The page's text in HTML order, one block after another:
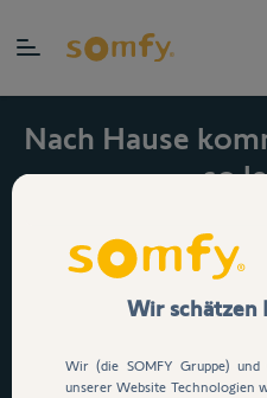
Nach Hause
so
Jetzt 15
Dein
Wir schätzen
Wir (die SOMFY Gruppe)
unserer Website Technologien